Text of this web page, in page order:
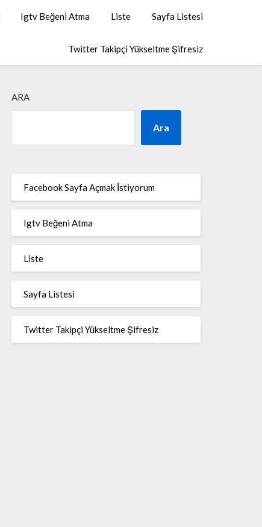
Igtv Beğeni Atma Liste Sayfa Listesi
Twitter Takipçi Yükseltme Şifresiz
ARA
Ara
Facebook Sayfa Açmak İstiyorum
Igtv Beğeni Atma
Liste
Sayfa Listesi
Twitter Takipçi Yükseltme Şifresiz